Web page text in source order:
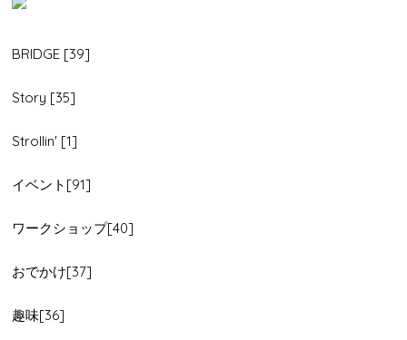
BRIDGE [39]
Story [35]
Strollin' [1]
イベント[91]
ワークショップ[40]
おでかけ[37]
趣味[36]